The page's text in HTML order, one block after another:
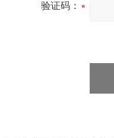
验证码：